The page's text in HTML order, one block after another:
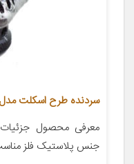
سردنده طرح اسکلت مدل Repairman
جنس پلاستیک فلز